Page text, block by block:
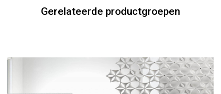
Gerelateerde productgroepen